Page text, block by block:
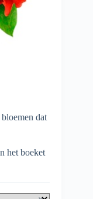
dat
het boeket